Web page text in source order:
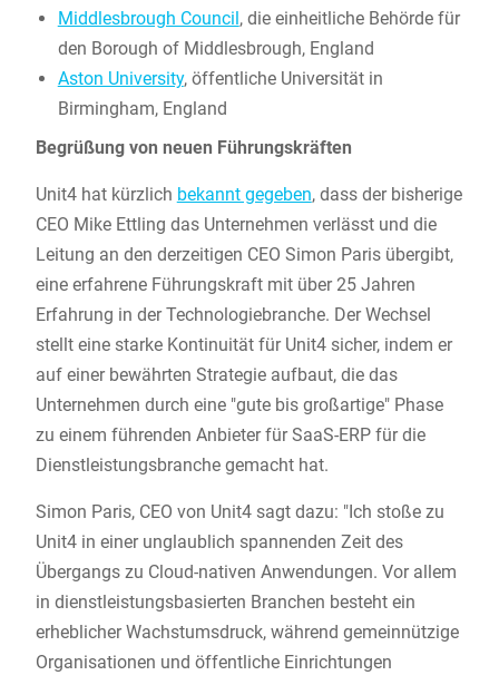
Middlesbrough Council, die einheitliche Behörde für
den Borough of Middlesbrough, England
Aston University, öffentliche Universität in
Birmingham, England
Begrüßung von neuen Führungskräften
Unit4 hat kürzlich bekannt gegeben, dass der bisherige
CEO Mike Ettling das Unternehmen verlässt und die
Leitung an den derzeitigen CEO Simon Paris übergibt,
eine erfahrene Führungskraft mit über 25 Jahren
Erfahrung in der Technologiebranche. Der Wechsel
stellt eine starke Kontinuität für Unit4 sicher, indem er
auf einer bewährten Strategie aufbaut, die das
Unternehmen durch eine "gute bis großartige" Phase
zu einem führenden Anbieter für SaaS-ERP für die
Dienstleistungsbranche gemacht hat.
Simon Paris, CEO von Unit4 sagt dazu: "Ich stoße zu
Unit4 in einer unglaublich spannenden Zeit des
Übergangs zu Cloud-nativen Anwendungen. Vor allem
in dienstleistungsbasierten Branchen besteht ein
erheblicher Wachstumsdruck, während gemeinnützige
Organisationen und öffentliche Einrichtungen